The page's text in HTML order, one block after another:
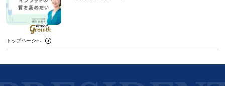
トップページへ